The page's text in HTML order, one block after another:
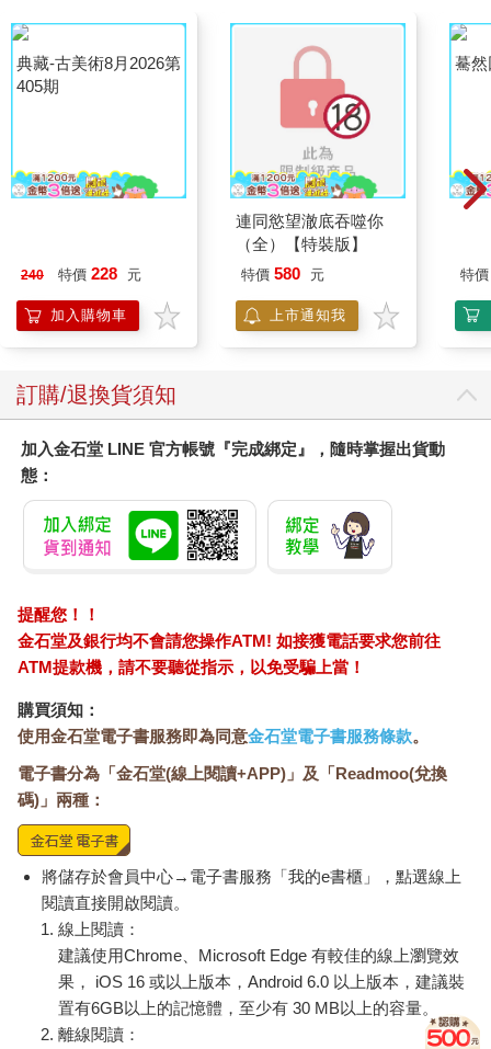
她的第一次，日後必定還會有許多次。
另一個明白這道理的，是一位老先生。我一直不知道他是誰。每
當我們去維克多．雨果餐廳（Victor Hugo's）時，他總是在那
裡，坐在一張位於安靜角落的桌旁。他穿著考究老派的晚宴正
裝，腳上穿著閃亮的小鞋子，就像玩偶的鞋子。他吃得很少，總
是配著肉喝掉半瓶酒。至於甜點，他也按著一成不變的程序進
食，那是一種大祭司般的專注與淡然。
聞，通常會點頭表示滿意。只見酪梨被銀刀切成兩半。然後，他
親手將果肉從褐色的果皮中取出，輕輕地將其中一半放在自己面
前的大盤子上，另一半則送回廚房。
隨後，服務員送上了細砂糖。老先生將糖壓進酪梨果核空出的凹
陷處，花上好些時間仔細處理，讓糖分布均勻而平整。
此時侍酒師出現了，奉上一瓶熊形透明瓶裝的俄羅斯香甜酒
點頭表示滿意後，便悄然離去。
老先生將香甜酒一滴一滴地倒入白糖的凹陷處，非常緩慢，非常
有耐性。然後再仔細地攪拌，壓實，再攪拌。
最後，他挖了一小勺綿滑的綠色果肉送入口中，接著又挖了一
口咖啡，便起身離開。
我尚未嘗試過他那奇特的料理，我也無法在心中清楚地構建出它
的味道。然而，老先生臉上的表情卻深深烙印在我的記憶中。就
樣快樂。他是平靜的，並且清楚地意識到──意識到盧庫魯斯之所
以與盧庫魯斯共進晚餐，是有原因的。
典藏-古美術8月2026第
405期
240 特價 228 元
加入購物車
連同慾望澈底吞噬你
（全）【特裝版】
特價 580 元
上市通知我
驀
特價
訂購/退換貨須知
加入金石堂 LINE 官方帳號『完成綁定』，隨時掌握出貨動
態：
提醒您！！
金石堂及銀行均不會請您操作ATM! 如接獲電話要求您前往
ATM提款機，請不要聽從指示，以免受騙上當！
購買須知：
使用金石堂電子書服務即為同意金石堂電子書服務條款。
電子書分為「金石堂(線上閱讀+APP)」及「Readmoo(兌換
碼)」兩種：
將儲存於會員中心→電子書服務「我的e書櫃」，點選線上
閱讀直接開啟閱讀。
線上閱讀：
建議使用Chrome、Microsoft Edge 有較佳的線上瀏覽效
果， iOS 16 或以上版本，Android 6.0 以上版本，建議裝
置有6GB以上的記憶體，至少有 30 MB以上的容量。
離線閱讀：